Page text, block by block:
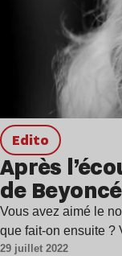
Edito
Après
de
Vous avez aimé le
que fait-on ensuite ?
29 juillet 2022